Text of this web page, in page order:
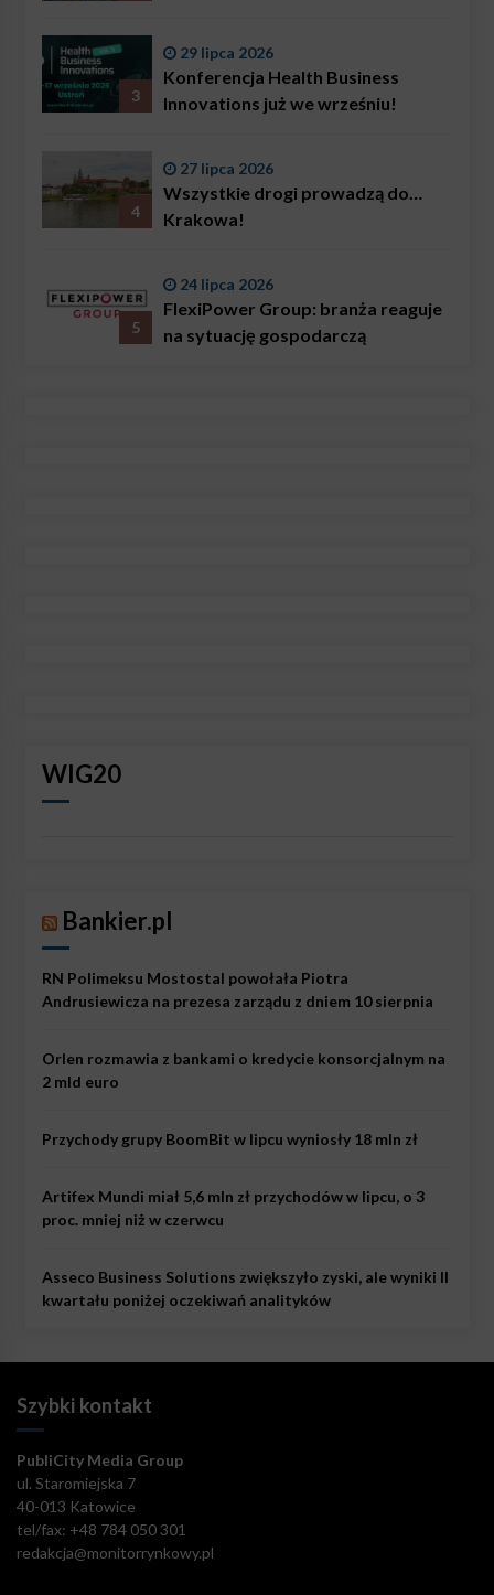
3
29 lipca 2026
Konferencja Health Business
Innovations już we wrześniu!
4
27 lipca 2026
Wszystkie drogi prowadzą do…
Krakowa!
5
24 lipca 2026
FlexiPower Group: branża reaguje
na sytuację gospodarczą
WIG20
Bankier.pl
RN Polimeksu Mostostal powołała Piotra
Andrusiewicza na prezesa zarządu z dniem 10 sierpnia
Orlen rozmawia z bankami o kredycie konsorcjalnym na
2 mld euro
Przychody grupy BoomBit w lipcu wyniosły 18 mln zł
Artifex Mundi miał 5,6 mln zł przychodów w lipcu, o 3
proc. mniej niż w czerwcu
Asseco Business Solutions zwiększyło zyski, ale wyniki II
kwartału poniżej oczekiwań analityków
Szybki kontakt
PubliCity Media Group
ul. Staromiejska 7
40-013 Katowice
tel/fax: +48 784 050 301
redakcja@monitorrynkowy.pl